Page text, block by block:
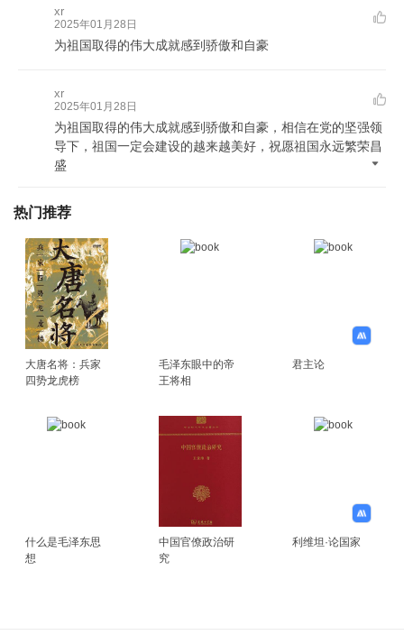
xr
2025年01月28日
为祖国取得的伟大成就感到骄傲和自豪
xr
2025年01月28日
为祖国取得的伟大成就感到骄傲和自豪， 相信在党的坚强领
导下， 祖国一定会建设的越来越美好， 祝愿祖国永远繁荣昌
盛
热门推荐
大唐名将：兵家
四势龙虎榜
毛泽东眼中的帝
王将相
君主论
什么是毛泽东思
想
中国官僚政治研
究
利维坦·论国家